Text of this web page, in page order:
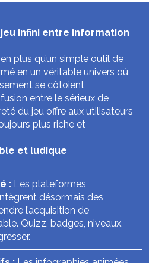
infini entre information
plus qu’un simple outil de
en un véritable univers où
se côtoient
entre le sérieux de
du jeu offre aux utilisateurs
plus riche et
et ludique
: Les plateformes
désormais des
l’acquisition de
Quizz, badges, niveaux,